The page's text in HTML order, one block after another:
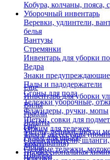
Кобура, колчаны, пояса,
Уборочный инвентарь
Веревки, удлинтели,
белья
Вантузы
Стремянки
Инвентарь для уборки
Ведра
Знаки предупреждающие
Пады и падодержатели
Сгоны для пола
Тележки уборочные,
Флаундеры, ручки, мопы
Щетки, совки для
Отжим для тележек
Ручки для швабр
Мопы
Швабры
Еще
Инвентарь для уборки
Вилы
Грабли
Лопаты
Метлы, веники, щетки
Опрыскиватели, шланги,
Садовые тележки,
Черенки
Еще
Тара и аксессуары
замачивания)
Профессиональная